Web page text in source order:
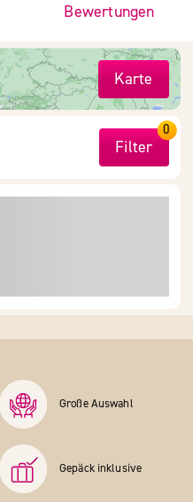
Bewertungen
Karte
Filter
0
Große Auswahl
Gepäck inklusive